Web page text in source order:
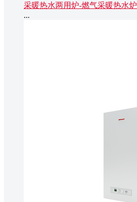
采暖热水两用炉-燃气采暖热水炉
...